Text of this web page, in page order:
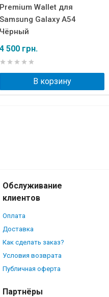
Premium Wallet для
Samsung Galaxy A54
Чёрный
4 500 грн.
В корзину
Обслуживание
клиентов
Оплата
Доставка
Как сделать заказ?
Условия возврата
Публичная оферта
Партнёры